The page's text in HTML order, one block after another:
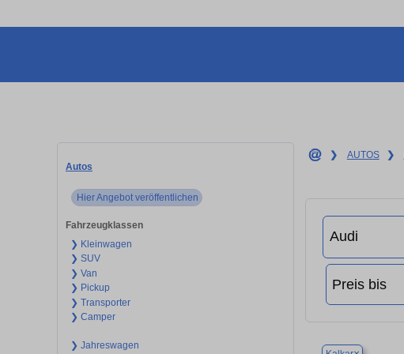
Autos
Hier Angebot veröffentlichen
Fahrzeugklassen
❯ Kleinwagen
❯ SUV
❯ Van
❯ Pickup
❯ Transporter
❯ Camper
❯ Jahreswagen
❯ AUTOS ❯